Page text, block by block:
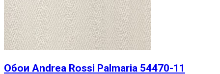
Обои Andrea Rossi Palmaria 54470-11